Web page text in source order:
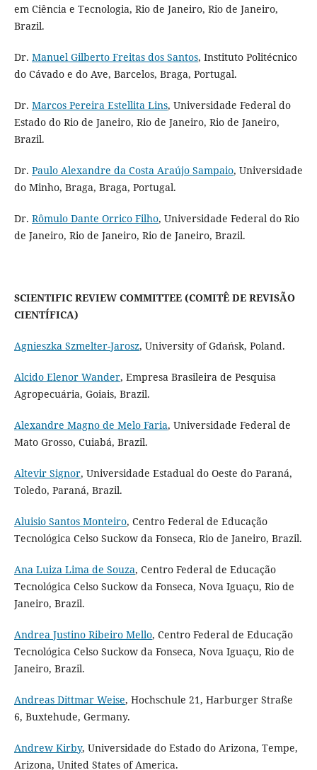
em Ciência e Tecnologia, Rio de Janeiro, Rio de Janeiro,
Brazil.
Dr. Manuel Gilberto Freitas dos Santos, Instituto Politécnico
do Cávado e do Ave, Barcelos, Braga, Portugal.
Dr. Marcos Pereira Estellita Lins, Universidade Federal do
Estado do Rio de Janeiro, Rio de Janeiro, Rio de Janeiro,
Brazil.
Dr. Paulo Alexandre da Costa Araújo Sampaio, Universidade
do Minho, Braga, Braga, Portugal.
Dr. Rômulo Dante Orrico Filho, Universidade Federal do Rio
de Janeiro, Rio de Janeiro, Rio de Janeiro, Brazil.
SCIENTIFIC REVIEW COMMITTEE (COMITÊ DE REVISÃO
CIENTÍFICA)
Agnieszka Szmelter-Jarosz, University of Gdańsk, Poland.
Alcido Elenor Wander, Empresa Brasileira de Pesquisa
Agropecuária, Goiais, Brazil.
Alexandre Magno de Melo Faria, Universidade Federal de
Mato Grosso, Cuiabá, Brazil.
Altevir Signor, Universidade Estadual do Oeste do Paraná,
Toledo, Paraná, Brazil.
Aluisio Santos Monteiro, Centro Federal de Educação
Tecnológica Celso Suckow da Fonseca, Rio de Janeiro, Brazil.
Ana Luiza Lima de Souza, Centro Federal de Educação
Tecnológica Celso Suckow da Fonseca, Nova Iguaçu, Rio de
Janeiro, Brazil.
Andrea Justino Ribeiro Mello, Centro Federal de Educação
Tecnológica Celso Suckow da Fonseca, Nova Iguaçu, Rio de
Janeiro, Brazil.
Andreas Dittmar Weise, Hochschule 21, Harburger Straße
6, Buxtehude, Germany.
Andrew Kirby, Universidade do Estado do Arizona, Tempe,
Arizona, United States of America.